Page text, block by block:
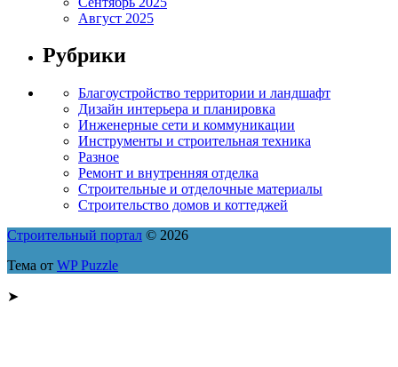
Август 2025
Рубрики
Благоустройство территории и ландшафт
Дизайн интерьера и планировка
Инженерные сети и коммуникации
Инструменты и строительная техника
Разное
Ремонт и внутренняя отделка
Строительные и отделочные материалы
Строительство домов и коттеджей
Строительный портал © 2026
Тема от WP Puzzle
➤